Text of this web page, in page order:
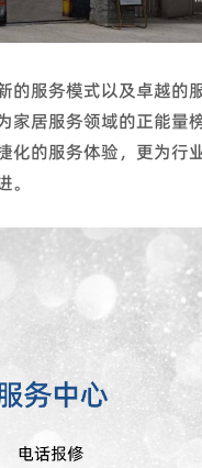
的服务模式以及卓越的
家居服务领域的正能量
化的服务体验，更为行